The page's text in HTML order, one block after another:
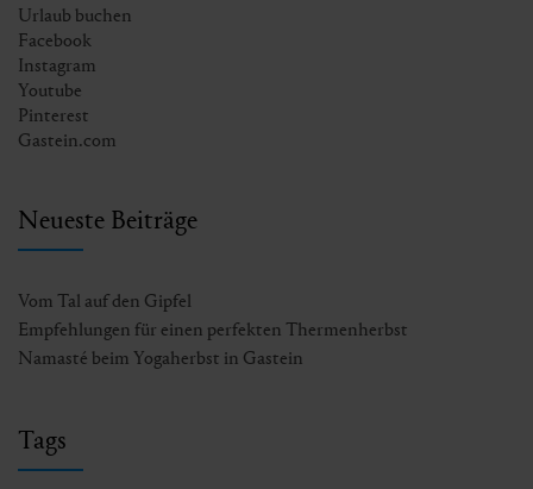
Urlaub buchen
Facebook
Instagram
Youtube
Pinterest
Gastein.com
Neueste Beiträge
Vom Tal auf den Gipfel
Empfehlungen für einen perfekten Thermenherbst
Namasté beim Yogaherbst in Gastein
Tags